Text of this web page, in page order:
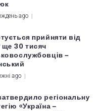
ago
прийняти від
ще 30 тисяч
–
ago
регіональну
«Україна –